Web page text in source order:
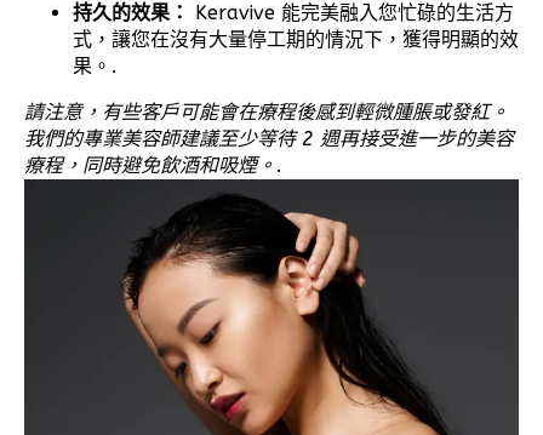
持久的效果： Keravive 能完美融入您忙碌的生活方
式，讓您在沒有大量停工期的情況下，獲得明顯的效
果。.
請注意，有些客戶可能會在療程後感到輕微腫脹或發紅。
我們的專業美容師建議至少等待 2 週再接受進一步的美容
療程，同時避免飲酒和吸煙。.